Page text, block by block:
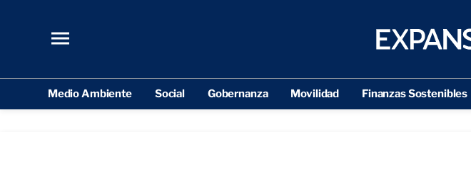
Medio Ambiente Social Gobernanza Movilidad Finanzas Sostenibles